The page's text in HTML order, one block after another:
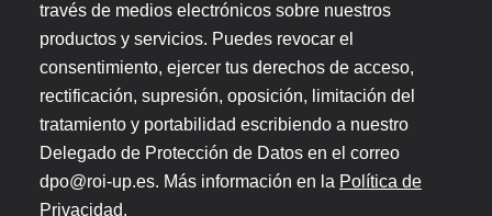
través de medios electrónicos sobre nuestros
productos y servicios. Puedes revocar el
consentimiento, ejercer tus derechos de acceso,
rectificación, supresión, oposición, limitación del
tratamiento y portabilidad escribiendo a nuestro
Delegado de Protección de Datos en el correo
dpo@roi-up.es. Más información en la Política de
Privacidad.